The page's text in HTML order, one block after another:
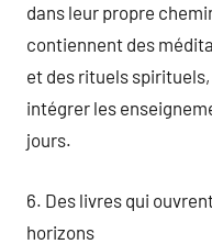
dans leur propre
contiennent des
et des rituels
intégrer les
jours.
6. Des livres qui
horizons